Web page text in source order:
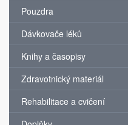
Pouzdra
Dávkovače léků
Knihy a časopisy
Zdravotnický materiál
Rehabilitace a cvičení